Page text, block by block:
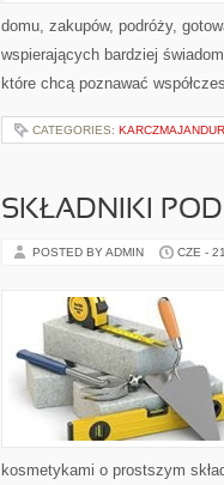
domu, zakupów, podróży,
wspierających bardziej
które chcą poznawać
CATEGORIES:
SKŁADNIKI
POSTED BY ADMIN CZE -
kosmetykami o prostszym